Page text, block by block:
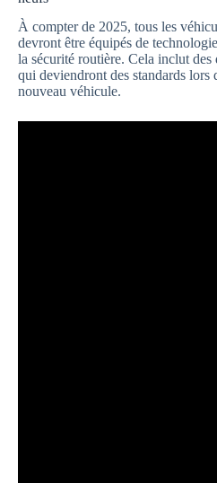
À compter de 2025, tous les
devront être équipés de
la sécurité routière. Cela inclut des
qui deviendront des standards lors
nouveau véhicule.